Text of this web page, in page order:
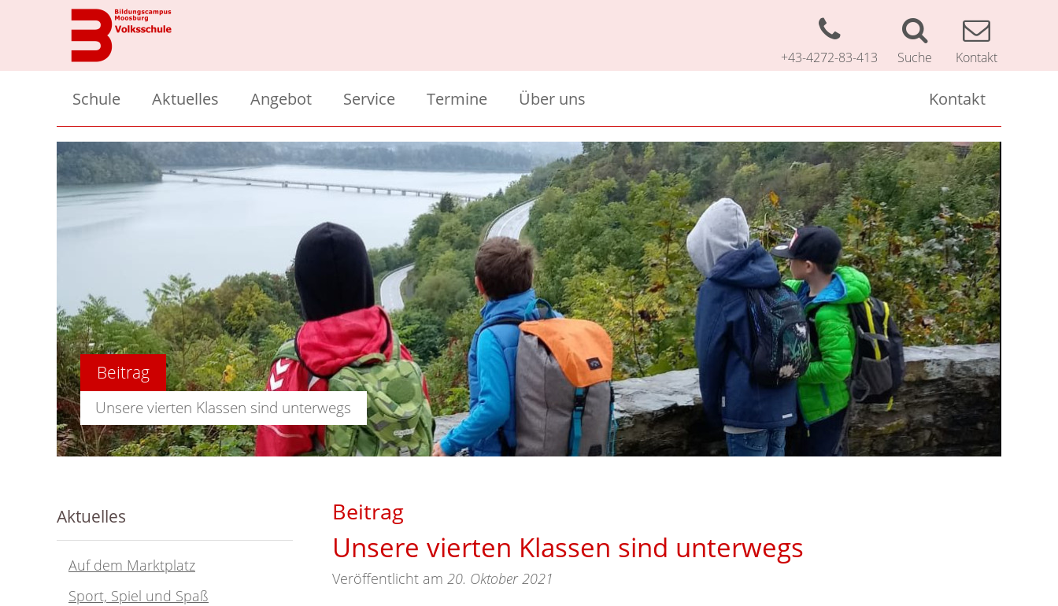
+43-4272-83-413 Suche Kontakt
Schule
Team
Klassen
Bildungscampus
Kiss and Go
Aktuelles Angebot
Übersicht
Unterrichtsmodule
Beratungswerkstatt
Bunte Klasse
Sprachheilunterricht
Vor dem ersten Schultag
Service
Übersicht
Stundeneinteilung
Termine im Schuljahr 2025-26
Formulare/Downloads
Archiv
Termine Über uns
Über uns
Sponsoren
Kontakt
Kontakt
Impressum
Datenschutzerklärung
Beitrag
Unsere vierten Klassen sind unterwegs
Beitrag
Unsere vierten Klassen sind unterwegs
Veröffentlicht am 20. Oktober 2021
Aktuelles
Auf dem Marktplatz
Sport, Spiel und Spaß